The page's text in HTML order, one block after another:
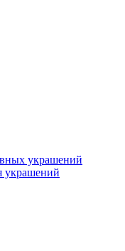
украшений
украшений